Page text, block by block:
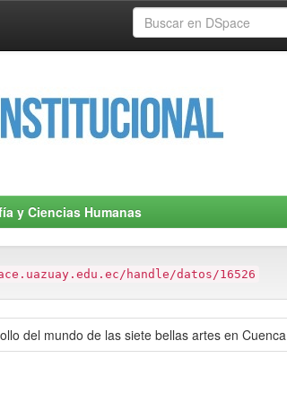
y Ciencias Humanas
handle/datos/16526
del mundo de las siete bellas artes en Cuenca